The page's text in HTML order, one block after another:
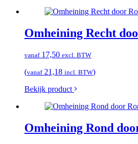
Omheining Recht
vanaf17,50 excl. BTW
(vanaf21,18 incl. BTW)
Bekijk product
Omheining Rond